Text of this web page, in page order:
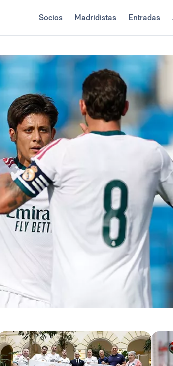
Socios Madridistas Entradas